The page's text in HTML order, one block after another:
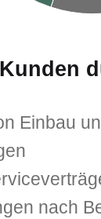
Einbau
nach